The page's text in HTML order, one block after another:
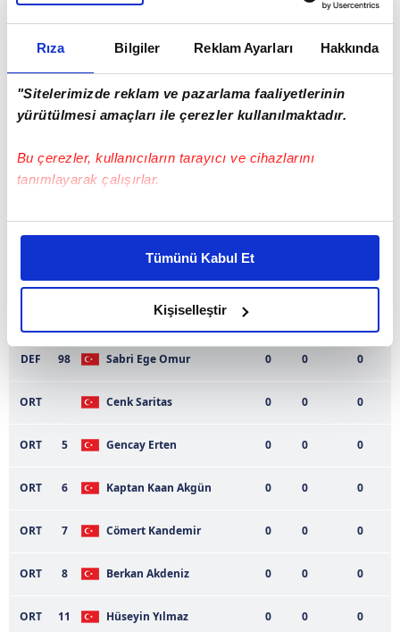
Rıza Bilgiler Reklam Ayarları Hakkında
"Sitelerimizde reklam ve pazarlama faaliyetlerinin
yürütülmesi amaçları ile çerezler kullanılmaktadır.
Bu çerezler, kullanıcıların tarayıcı ve cihazlarını
tanımlayarak çalışırlar.
Bu çerezlere izin vermeniz halinde sizlere özel
daha iyi reklam deneyimi yaşatabiliriz. Bunu yaparken
amacımızın size daha iyi bir reklam deneyimi sunmak
olduğunu ve sizlere en iyi içerikleri sunabilmek adına
elimizden gelen çabayı gösterdiğimizi ve bu noktada,
reklamların maliyetlerimizi karşılamak noktasında tek gelir
takdirde, kullanıcılara hedefli reklamlar
Sitemizde kendimize ve üçüncü kişilere ait çerezler
verileriniz işlenmekte olup gerekli olan çerezler bilgi
kullanılmaktadır. Diğer çerezler, sitemizin daha işlevsel
Tümünü Kabul Et
Kişiselleştir
Ilker Cihan
DEF 30 Ridvan Coskun 0 0
DEF 35 Ali Fırat Okur
Okan Duran
DEF 98 Sabri Ege Omur 0 0 0
ORT Cenk Saritas 0 0 0
ORT 5 Gencay Erten 0 0 0
ORT 6 Kaptan Kaan Akgün 0 0 0
ORT 7 Cömert Kandemir 0 0 0
ORT 8 Berkan Akdeniz 0 0 0
ORT 11 Hüseyin Yılmaz 0 0 0